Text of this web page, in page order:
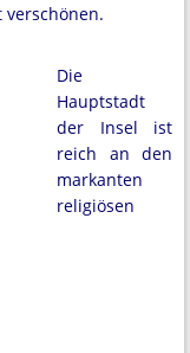
verschönen.
Die
Hauptstadt
der Insel ist
reich an den
markanten
religiösen